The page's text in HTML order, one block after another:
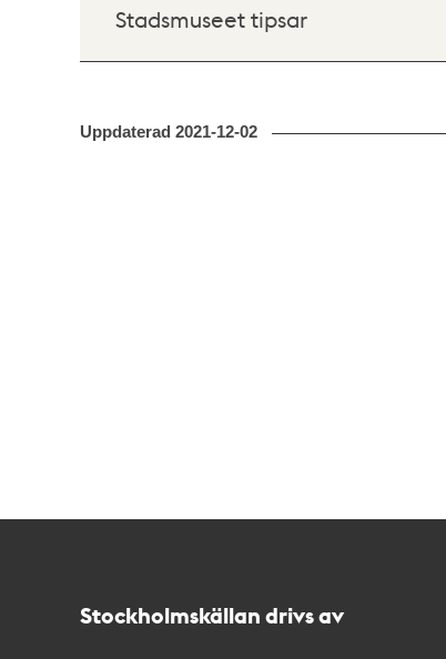
Stadsmuseet tipsar
Uppdaterad 2021-12-02
Stockholmskällan drivs av